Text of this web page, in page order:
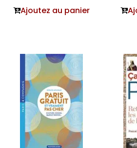
Ajoutez au panier